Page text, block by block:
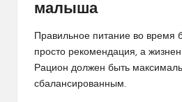
малыша
Правильное питание во время
просто рекомендация, а
Рацион должен быть
сбалансированным.